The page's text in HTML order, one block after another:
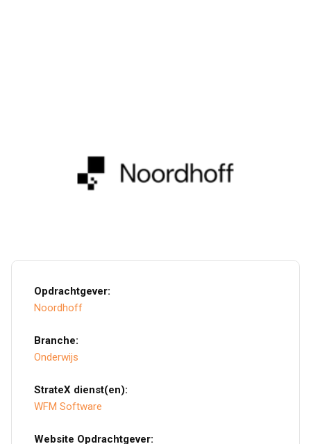
Opdrachtgever:
Noordhoff
Branche:
Onderwijs
StrateX dienst(en):
WFM Software
Website Opdrachtgever: